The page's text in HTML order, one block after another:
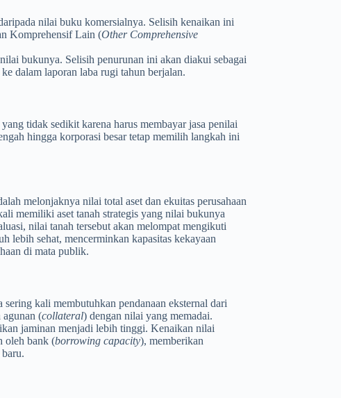
nilai buku komersialnya. Selisih kenaikan ini
Komprehensif Lain (Other Comprehensive
bukunya. Selisih penurunan ini akan diakui sebagai
dalam laporan laba rugi tahun berjalan.
tidak sedikit karena harus membayar jasa penilai
hingga korporasi besar tetap memilih langkah ini
melonjaknya nilai total aset dan ekuitas perusahaan
memiliki aset tanah strategis yang nilai bukunya
nilai tanah tersebut akan melompat mengikuti
lebih sehat, mencerminkan kapasitas kekayaan
di mata publik.
kali membutuhkan pendanaan eksternal dari
agunan (collateral) dengan nilai yang memadai.
jaminan menjadi lebih tinggi. Kenaikan nilai
oleh bank (borrowing capacity), memberikan